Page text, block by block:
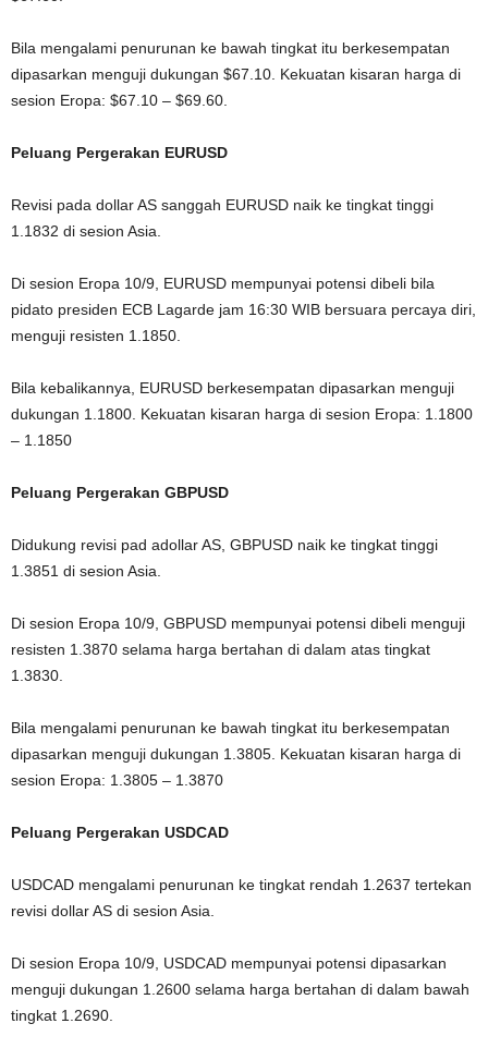
Bila mengalami penurunan ke bawah tingkat itu berkesempatan
dipasarkan menguji dukungan $67.10. Kekuatan kisaran harga di
sesion Eropa: $67.10 – $69.60.
Peluang Pergerakan EURUSD
Revisi pada dollar AS sanggah EURUSD naik ke tingkat tinggi
1.1832 di sesion Asia.
Di sesion Eropa 10/9, EURUSD mempunyai potensi dibeli bila
pidato presiden ECB Lagarde jam 16:30 WIB bersuara percaya diri,
menguji resisten 1.1850.
Bila kebalikannya, EURUSD berkesempatan dipasarkan menguji
dukungan 1.1800. Kekuatan kisaran harga di sesion Eropa: 1.1800
– 1.1850
Peluang Pergerakan GBPUSD
Didukung revisi pad adollar AS, GBPUSD naik ke tingkat tinggi
1.3851 di sesion Asia.
Di sesion Eropa 10/9, GBPUSD mempunyai potensi dibeli menguji
resisten 1.3870 selama harga bertahan di dalam atas tingkat
1.3830.
Bila mengalami penurunan ke bawah tingkat itu berkesempatan
dipasarkan menguji dukungan 1.3805. Kekuatan kisaran harga di
sesion Eropa: 1.3805 – 1.3870
Peluang Pergerakan USDCAD
USDCAD mengalami penurunan ke tingkat rendah 1.2637 tertekan
revisi dollar AS di sesion Asia.
Di sesion Eropa 10/9, USDCAD mempunyai potensi dipasarkan
menguji dukungan 1.2600 selama harga bertahan di dalam bawah
tingkat 1.2690.